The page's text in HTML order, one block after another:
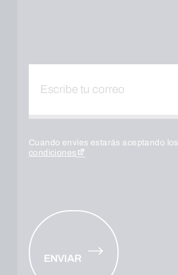
Cuando envíes estarás aceptando los
condiciones
ENVIAR